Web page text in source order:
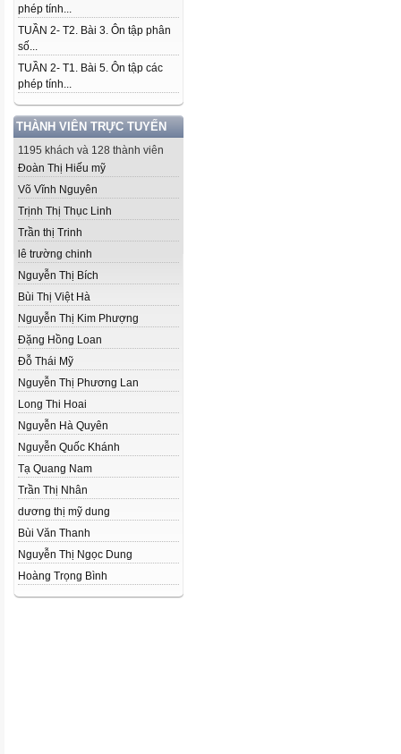
phép tính...
TUẦN 2- T2. Bài 3. Ôn tập phân
số...
TUẦN 2- T1. Bài 5. Ôn tập các
phép tính...
THÀNH VIÊN TRỰC TUYẾN
1195 khách và 128 thành viên
Đoàn Thị Hiếu mỹ
Võ Vĩnh Nguyên
Trịnh Thị Thục Linh
Trần thị Trinh
lê trường chinh
Nguyễn Thị Bích
Bùi Thị Việt Hà
Nguyễn Thị Kim Phượng
Đặng Hồng Loan
Đỗ Thái Mỹ
Nguyễn Thị Phương Lan
Long Thi Hoai
Nguyễn Hà Quyên
Nguyễn Quốc Khánh
Tạ Quang Nam
Trần Thị Nhân
dương thị mỹ dung
Bùi Văn Thanh
Nguyễn Thị Ngọc Dung
Hoàng Trọng Bình